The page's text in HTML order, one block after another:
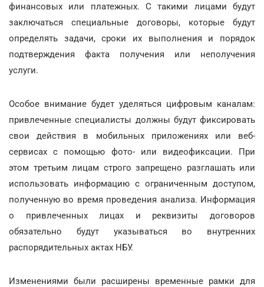
финансовых или платежных. С такими лицами будут
заключаться специальные договоры, которые будут
определять задачи, сроки их выполнения и порядок
подтверждения факта получения или неполучения
услуги.
Особое внимание будет уделяться цифровым каналам:
привлеченные специалисты должны будут фиксировать
свои действия в мобильных приложениях или веб-
сервисах с помощью фото- или видеофиксации. При
этом третьим лицам строго запрещено разглашать или
использовать информацию с ограниченным доступом,
полученную во время проведения анализа. Информация
о привлеченных лицах и реквизиты договоров
обязательно будут указываться во внутренних
распорядительных актах НБУ.
Изменениями были расширены временные рамки для